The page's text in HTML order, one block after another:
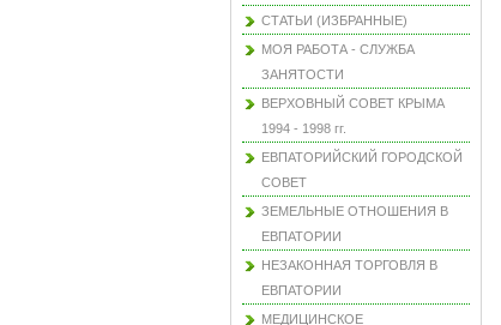
СТАТЬИ (ИЗБРАННЫЕ)
МОЯ РАБОТА - СЛУЖБА
ЗАНЯТОСТИ
ВЕРХОВНЫЙ СОВЕТ КРЫМА
1994 - 1998 гг.
ЕВПАТОРИЙСКИЙ ГОРОДСКОЙ
СОВЕТ
ЗЕМЕЛЬНЫЕ ОТНОШЕНИЯ В
ЕВПАТОРИИ
НЕЗАКОННАЯ ТОРГОВЛЯ В
ЕВПАТОРИИ
МЕДИЦИНСКОЕ